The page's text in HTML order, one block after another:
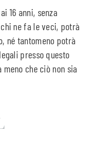
16 anni, senza
ne fa le veci, potrà
né tantomeno potrà
presso questo
che ciò non sia